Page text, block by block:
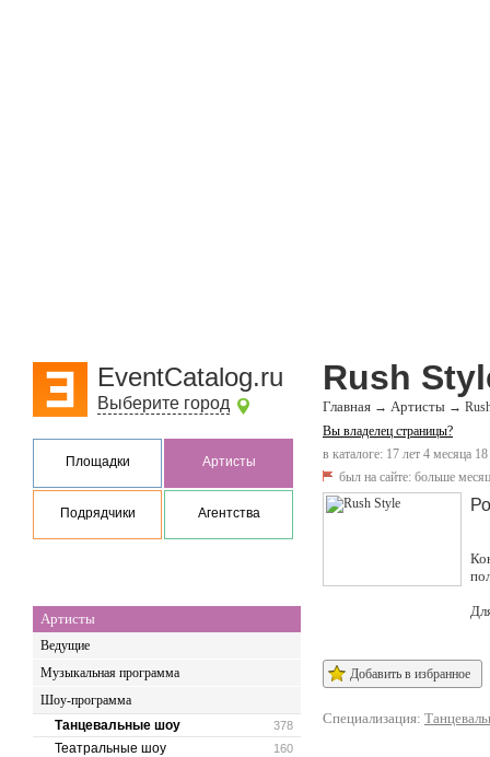
EventCatalog.ru
Выберите город
Площадки Артисты
Подрядчики Агентства
Артисты
Ведущие
Музыкальная программа
Шоу-программа
378
Танцевальные шоу
160
Театральные шоу
Rush
Главная → Артисты →
Вы владелец страницы?
в каталоге: 17 лет 4 месяца
был на сайте: больше
Добавить в избранное
Специализация: